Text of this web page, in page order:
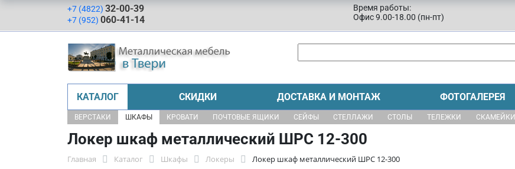
+7 (4822) 32-00-39
+7 (952) 060-41-14
Время работы:
Офис 9.00-18.00 (пн-пт)
КАТАЛОГ СКИДКИ ДОСТАВКА И МОНТАЖ ФОТОГАЛЕРЕЯ
ВЕРСТАКИ ШКАФЫ КРОВАТИ ПОЧТОВЫЕ ЯЩИКИ СЕЙФЫ СТЕЛЛАЖИ СТОЛЫ ТЕЛЕЖКИ СКАМЕЙКИ
Локер шкаф металлический ШРС 12-300
Главная Каталог Шкафы Локеры Локер шкаф металлический ШРС 12-300